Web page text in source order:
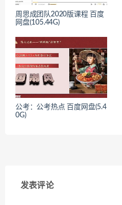
周思成团队2020版课程 百度
网盘(105.44G)
公考：公考热点 百度网盘(5.4
0G)
发表评论